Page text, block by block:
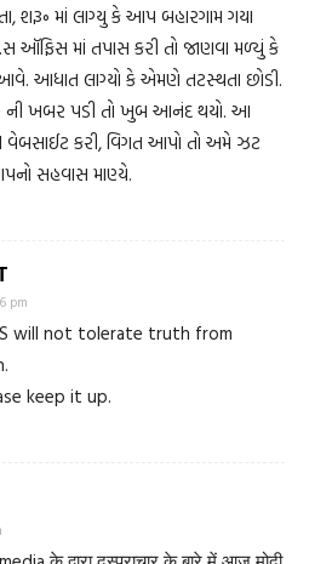
શ૱ માં લાગ્યુ કે આપ બહારગામ ગયા
ઑફિસ માં તપાસ કરી તો જાણવા મળ્યું કે
આધાત લાગ્યો કે એમણે તટસ્થતા છોડી.
ખબર પડી તો ખુબ આનંદ થયો. આ
કરી, વિગત આપો તો અમે ઝટ
સહવાસ માણ્યે.
pm
will not tolerate truth from
keep it up.